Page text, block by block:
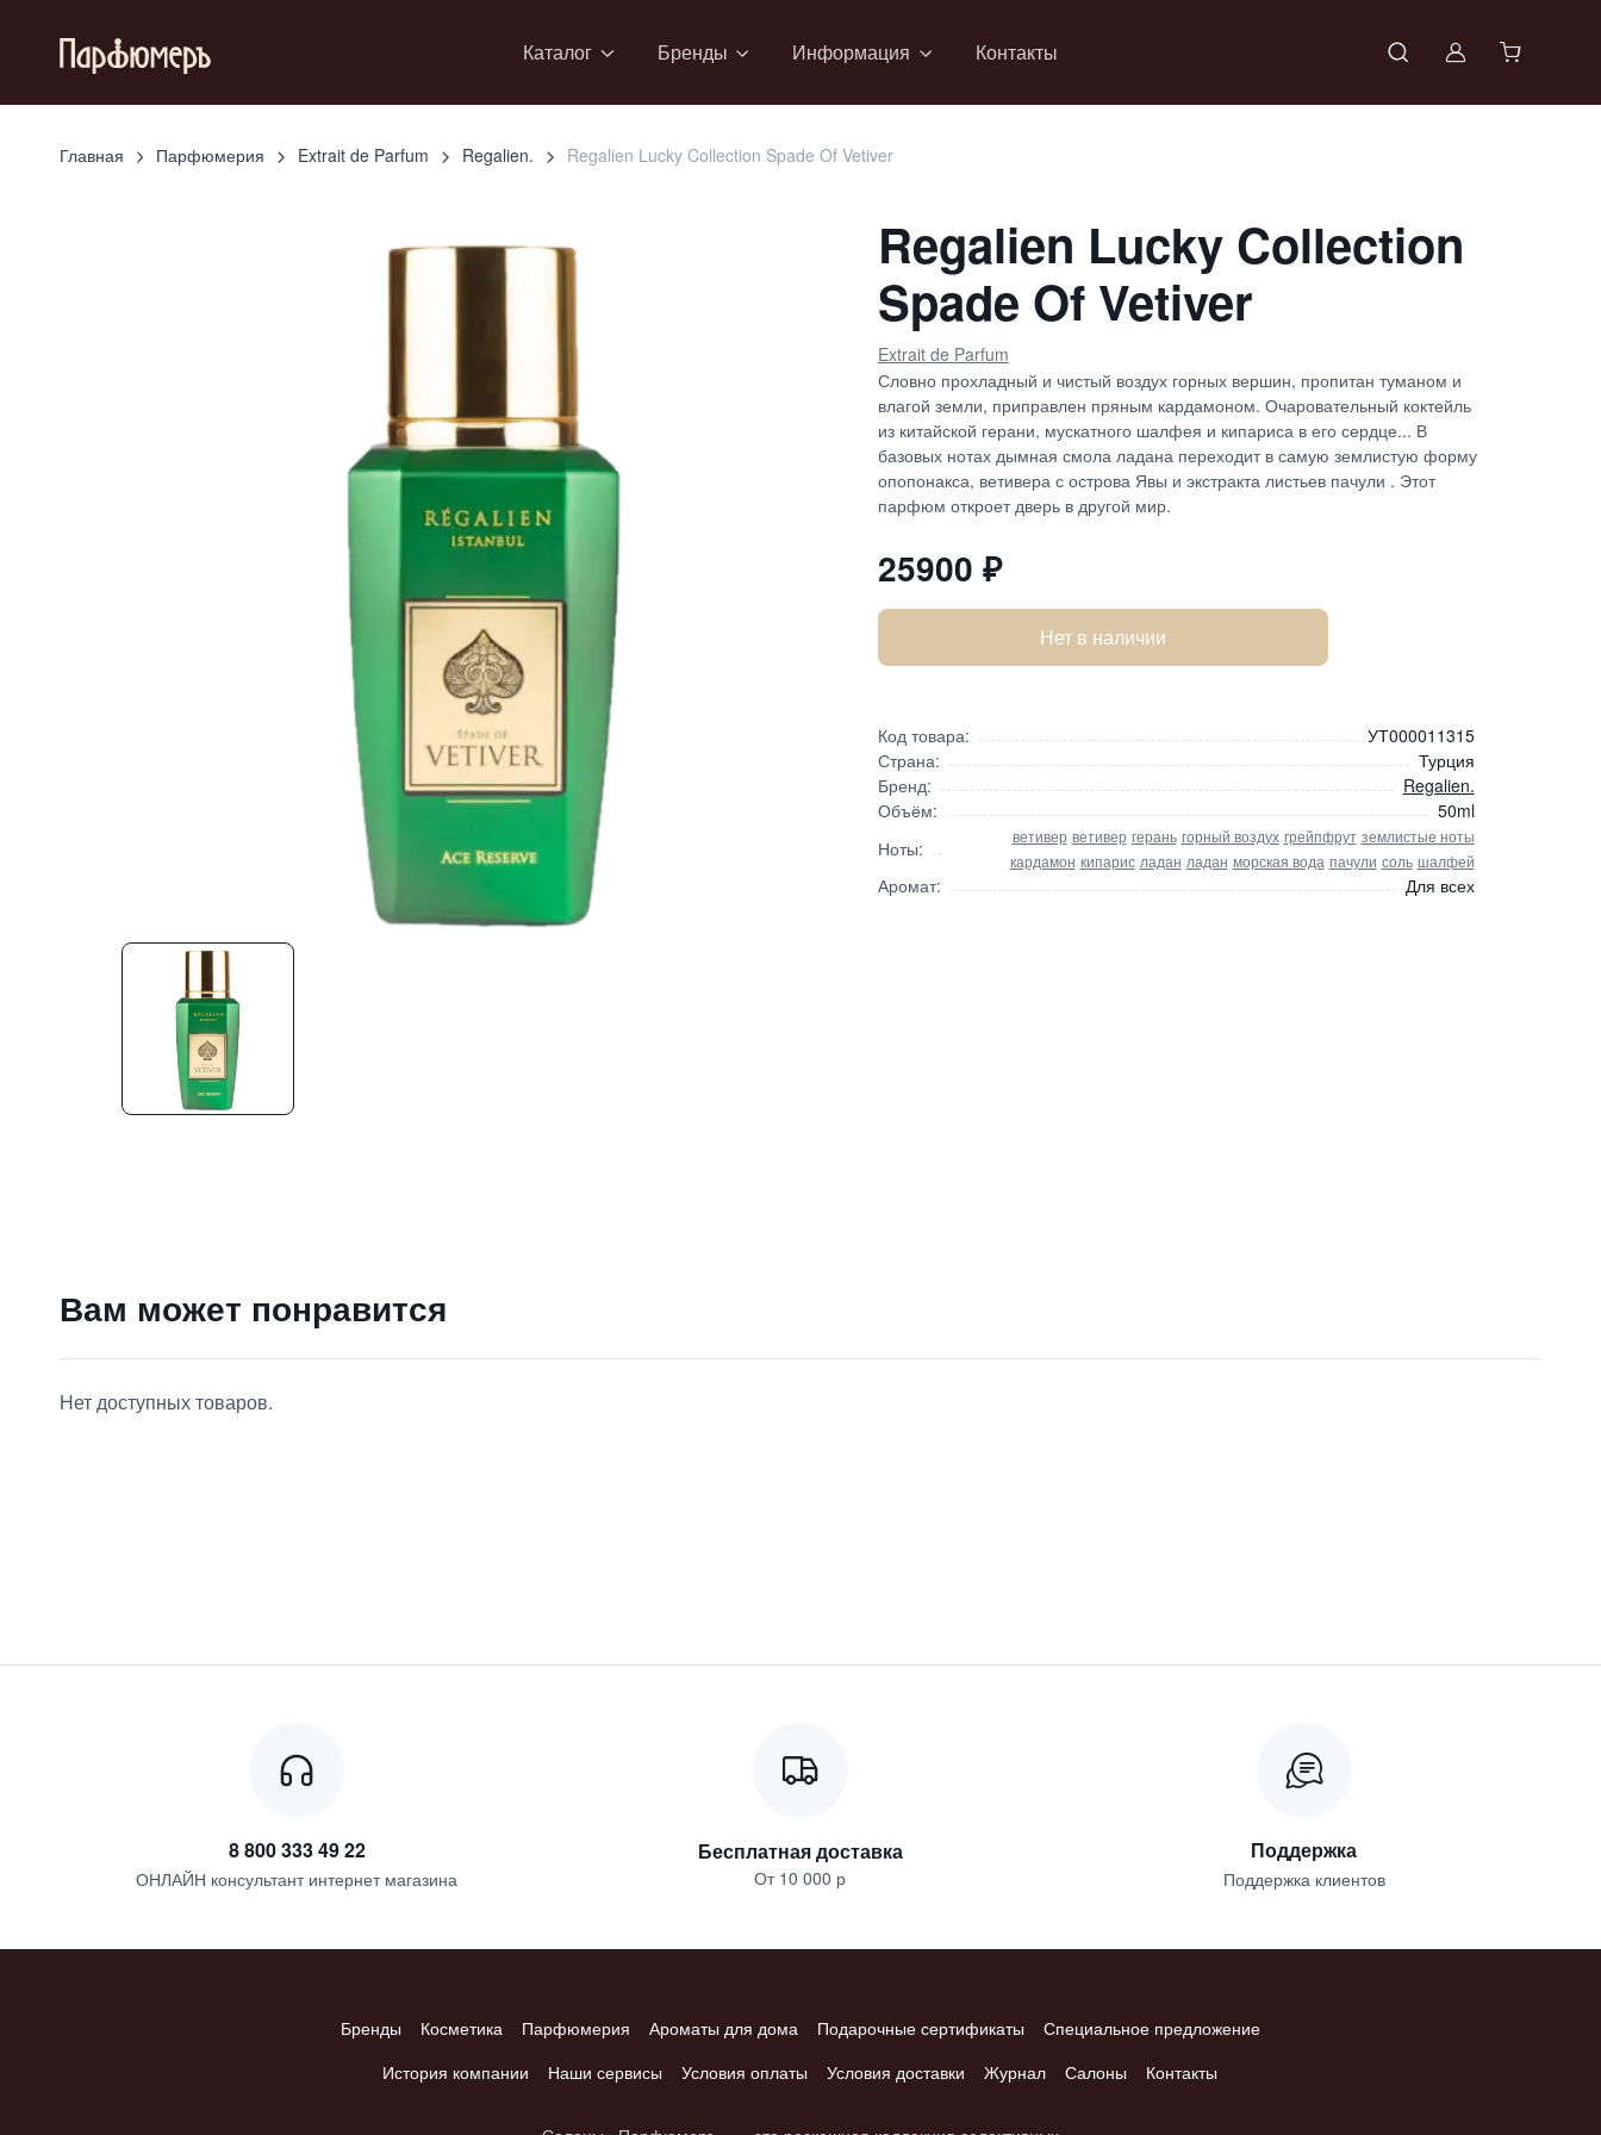
Каталог Бренды Информация Контакты Войти в
Главная Парфюмерия Extrait de Parfum Regalien. Regalien Lucky Collection Spade Of Vetiver
Regalien Lucky Collection
Spade Of Vetiver
Extrait de Parfum
Словно прохладный и чистый воздух горных вершин, пропитан туманом и
влагой земли, приправлен пряным кардамоном. Очаровательный коктейль
из китайской герани, мускатного шалфея и кипариса в его сердце... В
базовых нотах дымная смола ладана переходит в самую землистую форму
опопонакса, ветивера с острова Явы и экстракта листьев пачули . Этот
парфюм откроет дверь в другой мир.
25900 ₽
Нет в наличии
Код товара:
УТ000011315
Страна:
Турция
Бренд:
Regalien.
Объём:
50ml
Ноты:
ветивер ветивер герань горный воздух грейпфрут землистые ноты
кардамон кипарис ладан ладан морская вода пачули соль шалфей
Аромат: Для всех
Вам может понравится
Нет доступных товаров.
8 800 333 49 22
ОНЛАЙН консультант интернет магазина
Бесплатная доставка
От 10 000 р
Поддержка
Поддержка клиентов
Бренды Косметика Парфюмерия Ароматы для дома Подарочные сертификаты
Специальное предложение
История компании
Наши сервисы Условия оплаты Условия доставки Журнал Салоны Контакты